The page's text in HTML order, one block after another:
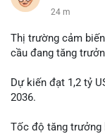
24 m
Thị trường cảm
cầu đang tăng
Dự kiến đạt 1,2 tỷ
2036.
Tốc độ tăng trưởng